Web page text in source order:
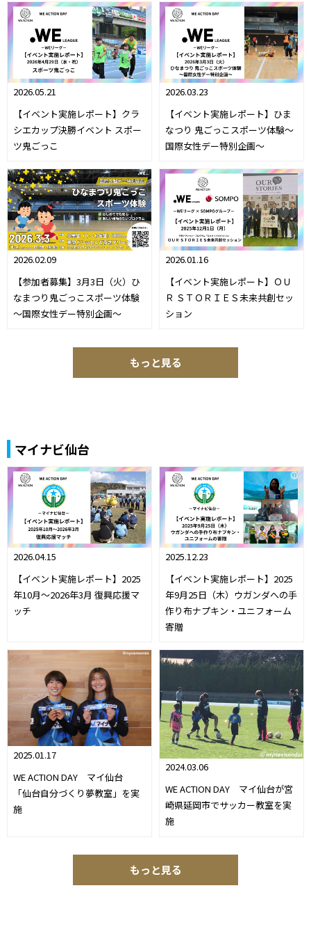
2026.05.21
【イベント実施レポート】クラ
シエカップ決勝イベント スポー
ツ鬼ごっこ
2026.03.23
【イベント実施レポート】ひま
なつり 鬼ごっこスポーツ体験～
国際女性デー特別企画～
2026.02.09
【参加者募集】3月3日（火）ひ
なまつり鬼ごっこスポーツ体験
～国際女性デー特別企画～
2026.01.16
【イベント実施レポート】ＯＵ
Ｒ ＳＴＯＲＩＥＳ未来共創セッ
ション
もっと見る
マイナビ仙台
2026.04.15
【イベント実施レポート】2025
年10月～2026年3月 復興応援マ
ッチ
2025.12.23
【イベント実施レポート】2025
年9月25日（木）ウガンダへの手
作り布ナプキン・ユニフォーム
寄贈
2025.01.17
WE ACTION DAY マイ仙台
「仙台自分づくり夢教室」を実
施
2024.03.06
WE ACTION DAY マイ仙台が宮
崎県延岡市でサッカー教室を実
施
もっと見る